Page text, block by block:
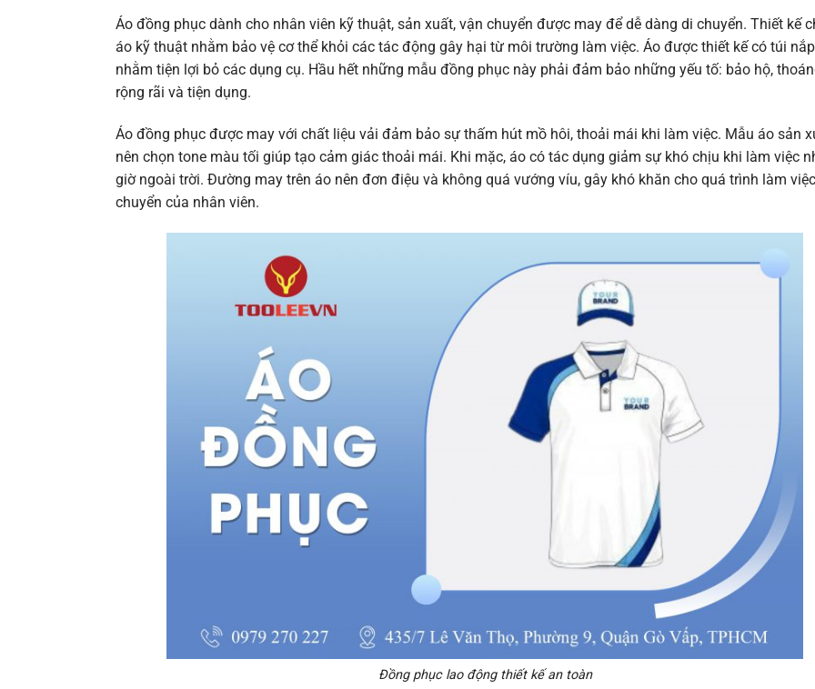
Áo đồng phục dành cho nhân viên kỹ thuật, sản xuất, vận chuyển được may để dễ dàng di chuyển. Thiết kế
áo kỹ thuật nhằm bảo vệ cơ thể khỏi các tác động gây hại từ môi trường làm việc. Áo được thiết kế có túi nắp
nhằm tiện lợi bỏ các dụng cụ. Hầu hết những mẫu đồng phục này phải đảm bảo những yếu tố: bảo hộ,
rộng rãi và tiện dụng.
Áo đồng phục được may với chất liệu vải đảm bảo sự thấm hút mồ hôi, thoải mái khi làm việc. Mẫu áo sản
nên chọn tone màu tối giúp tạo cảm giác thoải mái. Khi mặc, áo có tác dụng giảm sự khó chịu khi làm việc
giờ ngoài trời. Đường may trên áo nên đơn điệu và không quá vướng víu, gây khó khăn cho quá trình làm
chuyển của nhân viên.
Đồng phục lao động thiết kế an toàn